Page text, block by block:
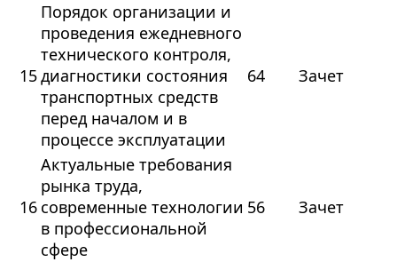
15
Порядок организации и
проведения ежедневного
технического контроля,
диагностики состояния
транспортных средств
перед началом и в
процессе эксплуатации
64 Зачет
16
Актуальные требования
рынка труда,
современные технологии
в профессиональной
сфере
56 Зачет